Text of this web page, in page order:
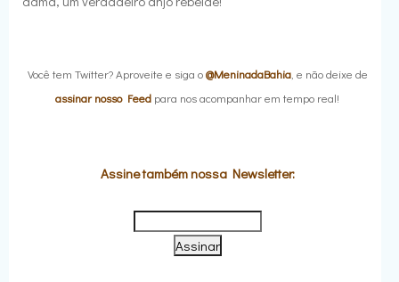
Você tem Twitter? Aproveite e siga o@MeninadaBahia, e não deixe de
assinar nosso Feed para nos acompanhar em tempo real!
Assine também nossa Newsletter: